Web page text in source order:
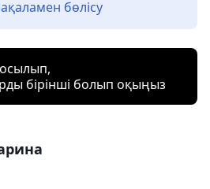
бөлісу
бірінші болып оқыңыз